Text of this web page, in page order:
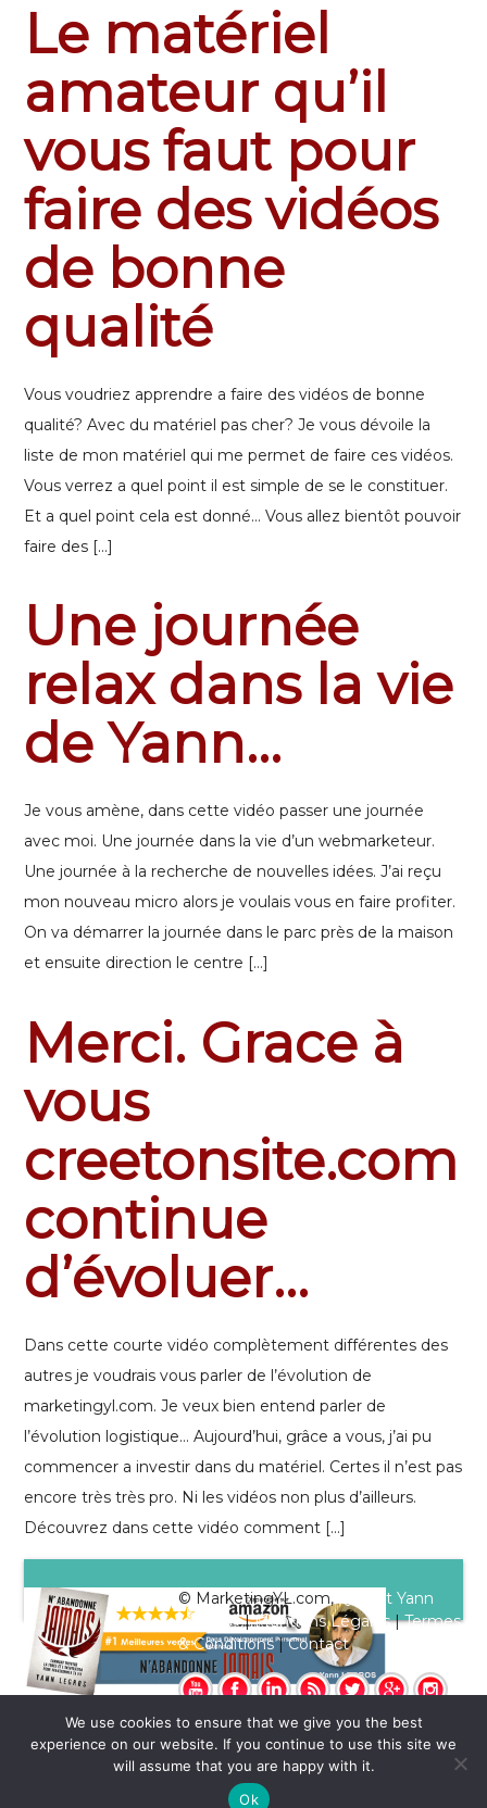
Le matériel
amateur qu’il
vous faut pour
faire des vidéos
de bonne
qualité
Vous voudriez apprendre a faire des vidéos de bonne
qualité? Avec du matériel pas cher? Je vous dévoile la
liste de mon matériel qui me permet de faire ces vidéos.
Vous verrez a quel point il est simple de se le constituer.
Et a quel point cela est donné… Vous allez bientôt pouvoir
faire des […]
Une journée
relax dans la vie
de Yann…
Je vous amène, dans cette vidéo passer une journée
avec moi. Une journée dans la vie d’un webmarketeur.
Une journée à la recherche de nouvelles idées. J’ai reçu
mon nouveau micro alors je voulais vous en faire profiter.
On va démarrer la journée dans le parc près de la maison
et ensuite direction le centre […]
Merci. Grace à
vous
creetonsite.com
continue
d’évoluer…
Dans cette courte vidéo complètement différentes des
autres je voudrais vous parler de l’évolution de
marketingyl.com. Je veux bien entend parler de
l’évolution logistique… Aujourd’hui, grâce a vous, j’ai pu
commencer a investir dans du matériel. Certes il n’est pas
encore très très pro. Ni les vidéos non plus d’ailleurs.
Découvrez dans cette vidéo comment […]
© MarketingYL.com,
Qui est Yann
Legros?|Mentions Légales|Termes
& Conditions|Contact
We use cookies to ensure that we give you the best
experience on our website. If you continue to use this site we
will assume that you are happy with it.
Ok